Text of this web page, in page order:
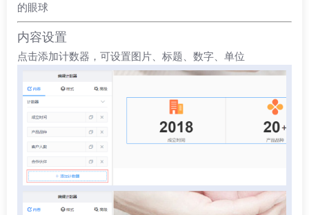
的眼球
内容设置
点击添加计数器，可设置图片、标题、数字、单位